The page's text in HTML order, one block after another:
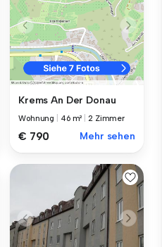
Krems An Der Donau
Wohnung 46 m² |2 Zimmer
€ 790 Mehr sehen